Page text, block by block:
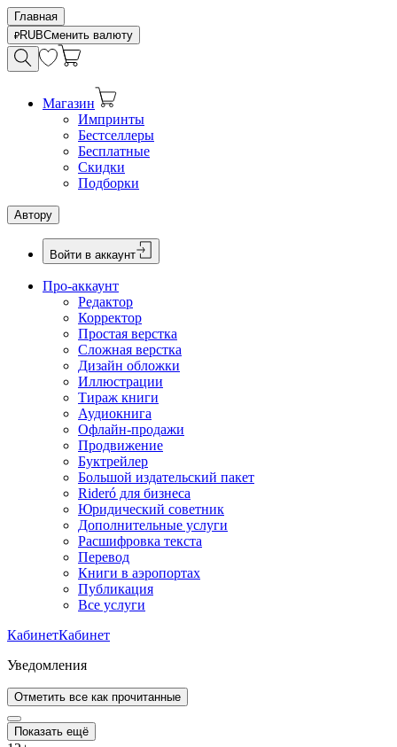
Главная
RUBСменить валюту
Магазин
Импринты
Бестселлеры
Бесплатные
Скидки
Подборки
Автору
Войти в аккаунт
Про-аккаунт
Редактор
Корректор
Простая верстка
Сложная верстка
Дизайн обложки
Иллюстрации
Тираж книги
Аудиокнига
Офлайн-продажи
Продвижение
Буктрейлер
Большой издательский пакет
Rideró для бизнеса
Юридический советник
Дополнительные услуги
Расшифровка текста
Перевод
Книги в аэропортах
Публикация
Все услуги
КабинетКабинет
Уведомления
Отметить все как прочитанные
Показать ещё